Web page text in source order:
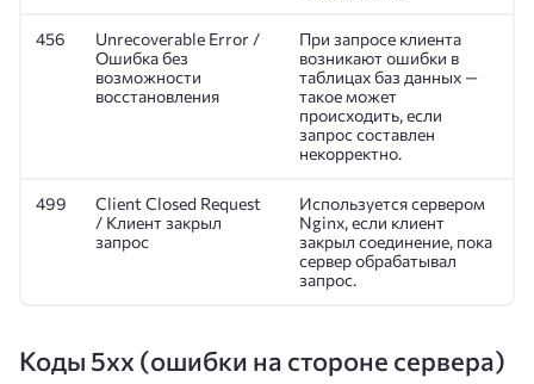
456
Unrecoverable Error /
Ошибка без
возможности
восстановления
При запросе клиента
возникают ошибки в
таблицах баз данных —
такое может
происходить, если
запрос составлен
некорректно.
499
Client Closed Request
/ Клиент закрыл
запрос
Используется сервером
Nginx, если клиент
закрыл соединение, пока
сервер обрабатывал
запрос.
Коды 5xx (ошибки на стороне сервера)